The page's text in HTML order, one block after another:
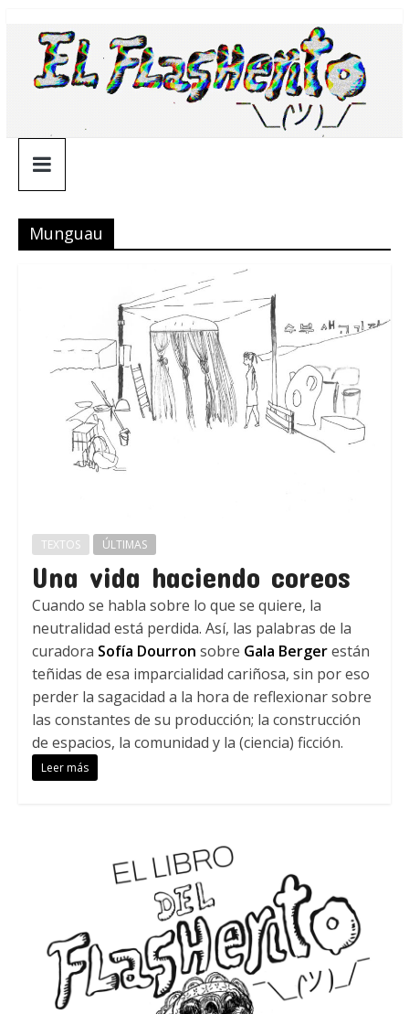
contenido
¯\_(ツ)_/
¯
Munguau
TEXTOS ÚLTIMAS
Una vida haciendo coreos
Cuando se habla sobre lo que se quiere, la
neutralidad está perdida. Así, las palabras de la
curadora Sofía Dourron sobre Gala Bergerestán
teñidas de esa imparcialidad cariñosa, sin por eso
perder la sagacidad a la hora de reflexionar sobre
las constantes de su producción; la construcción
de espacios, la comunidad y la (ciencia) ficción.
Leer más